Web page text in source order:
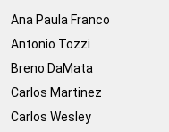
Ana Paula Franco
Antonio Tozzi
Breno DaMata
Carlos Martinez
Carlos Wesley